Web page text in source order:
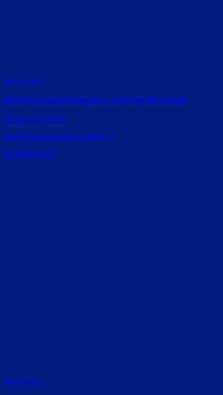
Rate this post
Khi tình yêu và hành trình gặp nhau – Du lịch chụp ảnh cưới 2026
Tháng 4 29, 2026
Danh mụcChụp ảnh sự kiện [...]
Đã kiểm duyệt
Rate this post